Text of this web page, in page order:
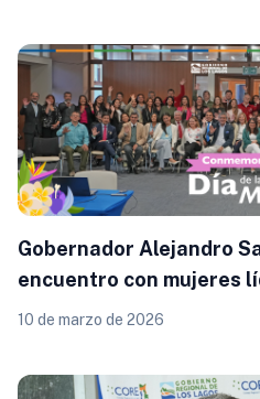
Gobernador Alejandro
encuentro con mujeres
10 de marzo de 2026